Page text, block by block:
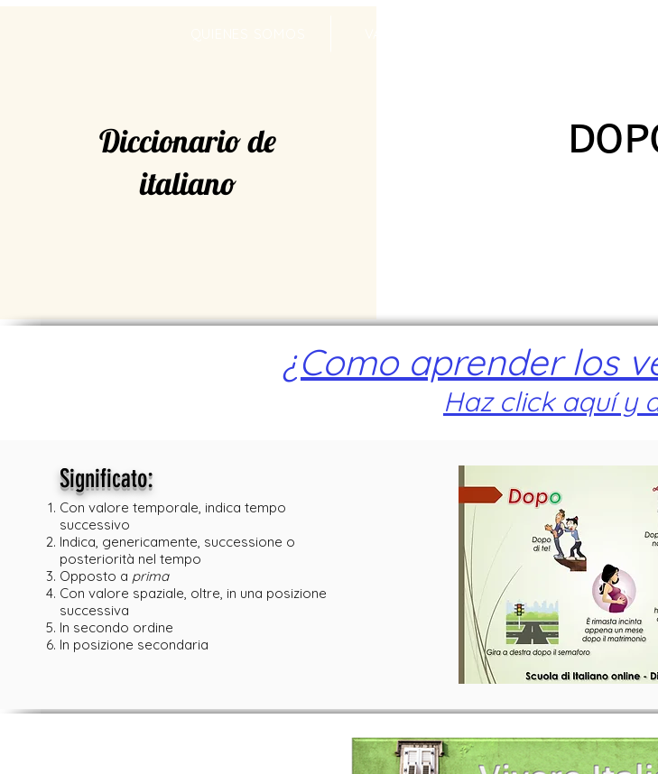
Diccionario de
italiano
¿Como aprender los
Haz click aquí y
Significato:
Con valore temporale, indica tempo
successivo
Indica, genericamente, successione o
posteriorità nel tempo
Opposto a prima
Con valore spaziale, oltre, in una posizione
successiva
In secondo ordine
In posizione secondaria